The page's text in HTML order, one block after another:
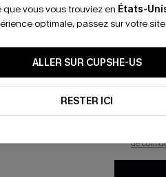
Maillot de bain
plat
38,00 €
Ventre plat
que vous vous trouviez en États-
optimale, passez sur votre
ALLER SUR CUPSHE-US
RESTER ICI
En
mails
pouvons
savoir
de